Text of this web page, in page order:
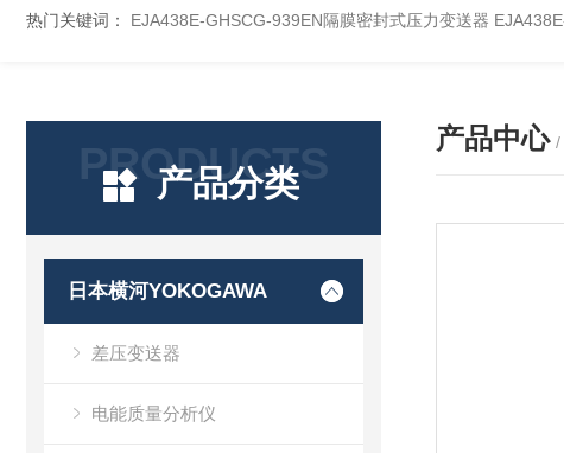
热门关键词： EJA438E-GHSCG-939EN隔膜密封式压力变送器
PRODUCTS
产品分类
日本横河YOKOGAWA
差压变送器
电能质量分析仪
产品中心 /